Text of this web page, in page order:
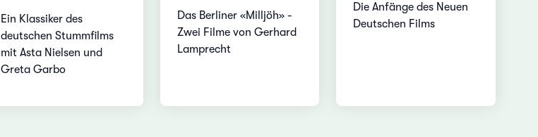
Ein Klassiker des
deutschen Stummfilms
mit Asta Nielsen und
Greta Garbo
Das Berliner «Milljöh» -
Zwei Filme von Gerhard
Lamprecht
Die Anfänge des Neuen
Deutschen Films